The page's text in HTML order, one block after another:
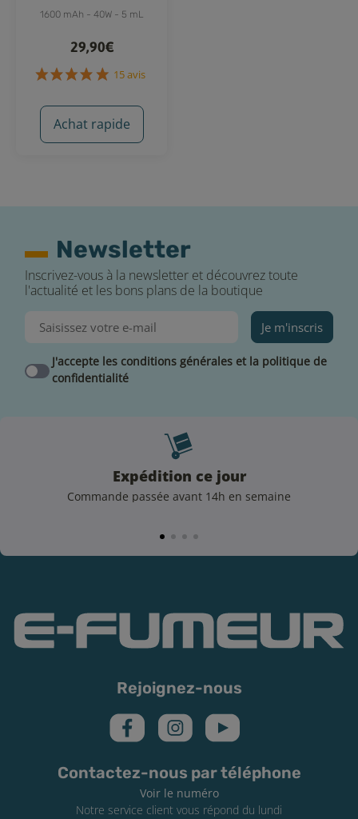
1600 mAh - 40W - 5 mL
29,90€
Achat rapide
Newsletter
Inscrivez-vous à la newsletter et découvrez toute
l'actualité et les bons plans de la boutique
Je m'inscris
J'accepte les conditions générales et la politique de
confidentialité
Expédition ce jour
Commande passée avant 14h en semaine
Rejoignez-nous
Contactez-nous par téléphone
Voir le numéro
Notre service client vous répond du lundi